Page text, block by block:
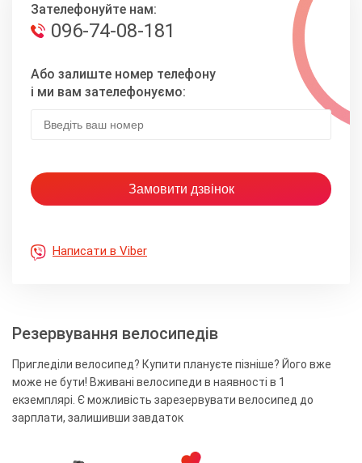
Зателефонуйте нам:
096-74-08-181
Або залиште номер телефону
і ми вам зателефонуємо:
Написати в Viber
Резервування велосипедів
Пригледіли велосипед? Купити плануєте пізніше? Його вже
може не бути! Вживані велосипеди в наявності в 1
екземплярі. Є можливість зарезервувати велосипед до
зарплати, залишивши завдаток